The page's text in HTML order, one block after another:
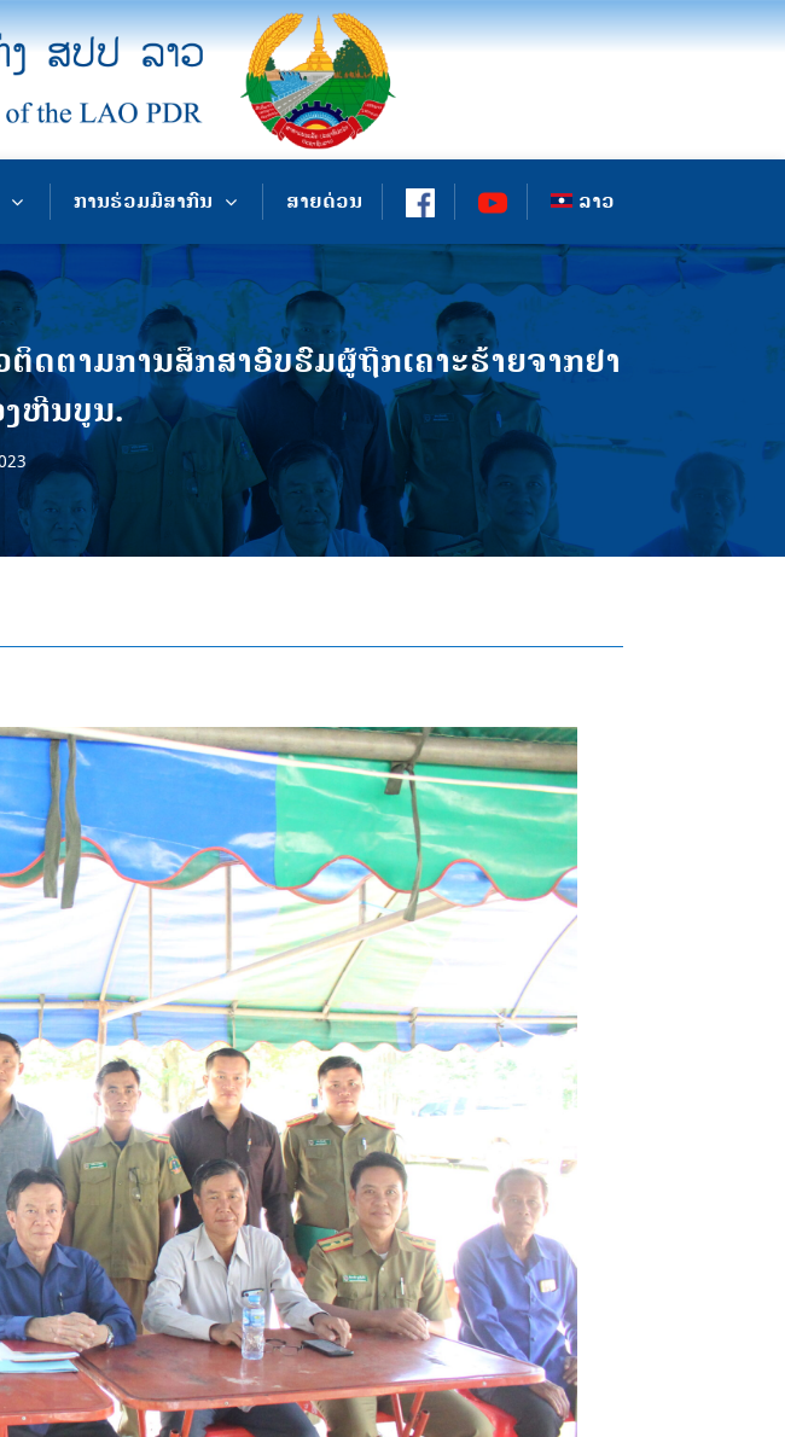
ການຮ່ວມມືສາກົນ ສາຍດ່ວນ ລາວ
ດຕາມການສຶກສາອົບຮົມຜູ້ຖືກເຄາະຮ້າຍຈາກຢາ
ງຫີນບູນ.